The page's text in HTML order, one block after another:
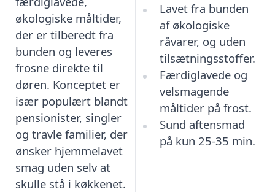
økologiske måltider,
der er tilberedt fra
bunden og leveres
frosne direkte til
døren. Konceptet er
især populært blandt
pensionister, singler
og travle familier, der
ønsker hjemmelavet
smag uden selv at
skulle stå i køkkenet.
Lavet fra bunden
af økologiske
råvarer, og uden
tilsætningsstoffer.
Færdiglavede og
velsmagende
måltider på frost.
Sund aftensmad
på kun 25-35 min.